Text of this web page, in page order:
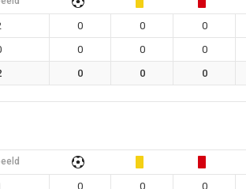
0 0 0
0 0 0
0 0 0
0 0 0